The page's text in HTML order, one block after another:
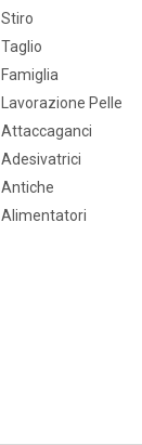
Stiro
Taglio
Famiglia
Lavorazione Pelle
Attaccaganci
Adesivatrici
Antiche
Alimentatori